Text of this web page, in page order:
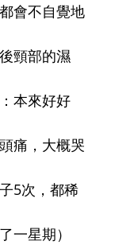
會不自覺地
頸部的濕
本來好好
痛，大概哭
5次，都稀
一星期）